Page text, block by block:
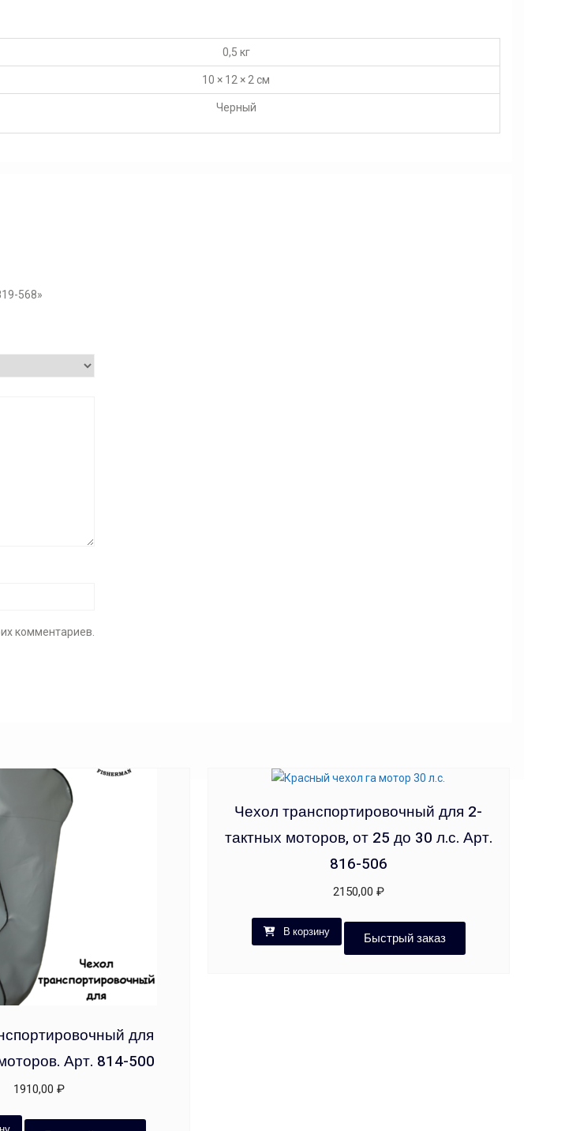
0,5 кг
10 × 12 × 2 см
Черный
568»
комментариев.
для
Арт. 814-500
1910,00 ₽
Чехол транспортировочный для 2-
тактных моторов, от 25 до 30 л.с. Арт.
816-506
2150,00 ₽
В корзину Быстрый заказ